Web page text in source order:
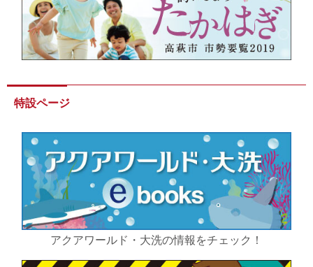
特設ページ
アクアワールド・大洗の情報をチェック！